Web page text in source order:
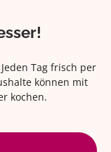
Tag frisch per
können mit
kochen.